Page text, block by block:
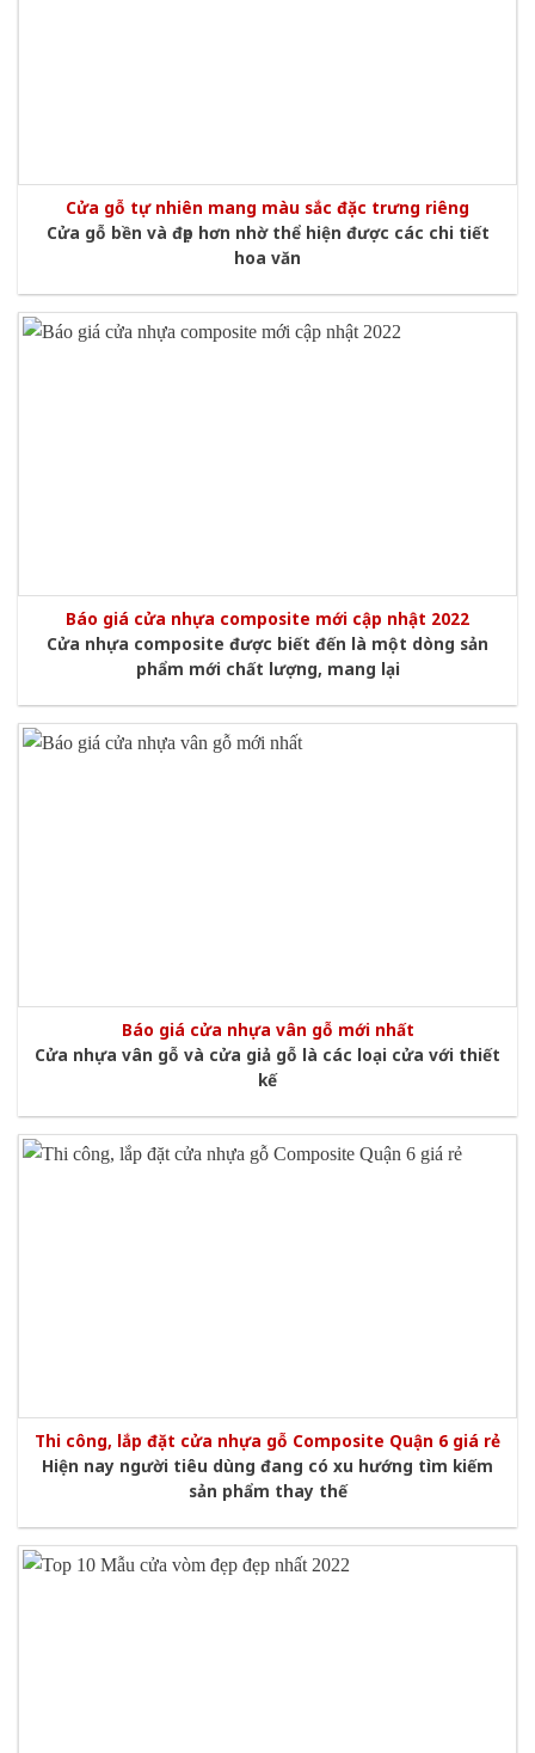
Cửa gỗ tự nhiên mang màu sắc đặc trưng riêng
Cửa gỗ bền và đẹp hơn nhờ thể hiện được các chi tiết
hoa văn
Báo giá cửa nhựa composite mới cập nhật 2022
Cửa nhựa composite được biết đến là một dòng sản
phẩm mới chất lượng, mang lại
Báo giá cửa nhựa vân gỗ mới nhất
Cửa nhựa vân gỗ và cửa giả gỗ là các loại cửa với thiết
kế
Thi công, lắp đặt cửa nhựa gỗ Composite Quận 6 giá rẻ
Hiện nay người tiêu dùng đang có xu hướng tìm kiếm
sản phẩm thay thế